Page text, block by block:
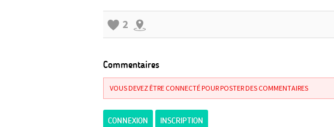
2
Commentaires
VOUS DEVEZ ÊTRE CONNECTÉ POUR POSTER DES COMMENTAIRES
CONNEXION INSCRIPTION